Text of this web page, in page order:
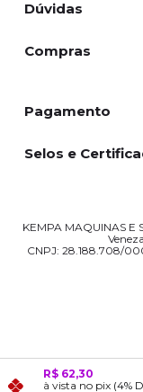
Dúvidas
Compras
Pagamento
Selos e
KEMPA MAQUINAS E
CNPJ: 28.188.708/
R$ 62,30
à vista no pix (4%